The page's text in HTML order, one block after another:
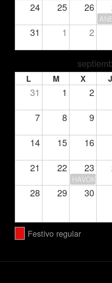
24 25 26
31 1 2
L M X J
31 1 2
7 8 9
14 15 16
21 22 23
HAVOK
28 29 30
Festivo regular